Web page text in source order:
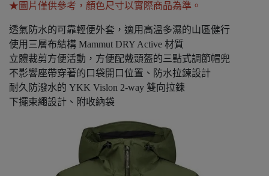
★圖片僅供參考，顏色尺寸以實際商品為準。
透氣防水的可靠輕便外套，適用高溫多濕的山區健行
使用三層布結構 Mammut DRY Active 材質
立體裁剪方便活動，方便配戴頭盔的三點式調節帽兜
不影響座帶穿著的口袋開口位置、防水拉鍊設計
耐久防潑水的 YKK Vislon 2-way 雙向拉鍊
下擺束繩設計、附收納袋